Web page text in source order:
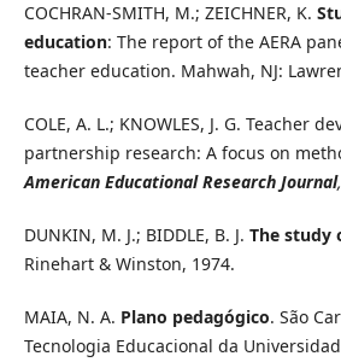
COCHRAN-SMITH, M.; ZEICHNER, K.
education: The report of the AERA
teacher education. Mahwah, NJ:
COLE, A. L.; KNOWLES, J. G. Teacher
partnership research: A focus on
American Educational Research Journal
DUNKIN, M. J.; BIDDLE, B. J. The study
Rinehart & Winston, 1974.
MAIA, N. A. Plano pedagógico. São
Tecnologia Educacional da